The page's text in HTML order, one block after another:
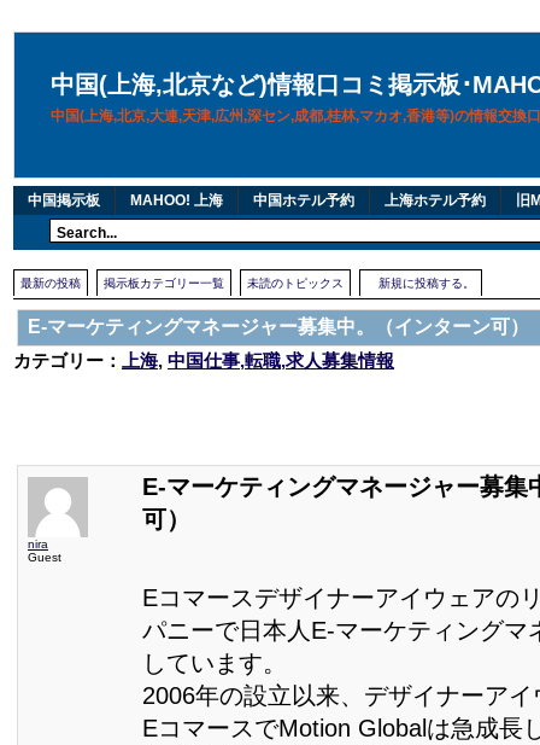
中国(上海,北京など)情報口コミ掲示板･
中国(上海,北京,大連,天津,広州,深セン,成都,桂林,マカオ,香港等)の情報交換
中国掲示板 MAHOO! 上海 中国ホテル予約 上海ホテル予約 旧
最新の投稿 掲示板カテゴリー一覧 未読のトピックス 新規に投稿する。
E-マーケティングマネージャー募集中。（インターン可）
カテゴリー：
上海, 中国仕事,転職,求人募集情報
nira
Guest
E-マーケティングマネージャー募集
可）
Eコマースデザイナーアイウェアの
パニーで日本人E-マーケティングマ
しています。
2006年の設立以来、デザイナーア
EコマースでMotion Globalは急成長